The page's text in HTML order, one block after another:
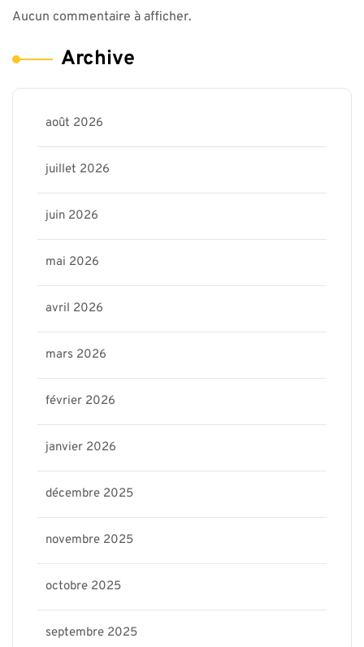
Aucun commentaire à afficher.
Archive
août 2026
juillet 2026
juin 2026
mai 2026
avril 2026
mars 2026
février 2026
janvier 2026
décembre 2025
novembre 2025
octobre 2025
septembre 2025